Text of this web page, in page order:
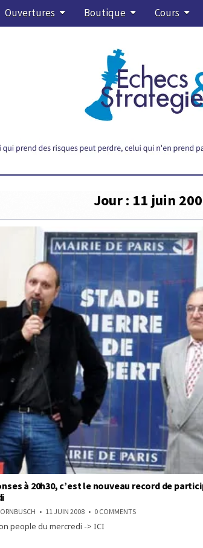
Ouvertures Boutique Cours
Jour : 11 juin
à 20h30, c’est le nouveau record de
11 JUIN 2008 0 COMMENTSON
people du mercredi -> ICI